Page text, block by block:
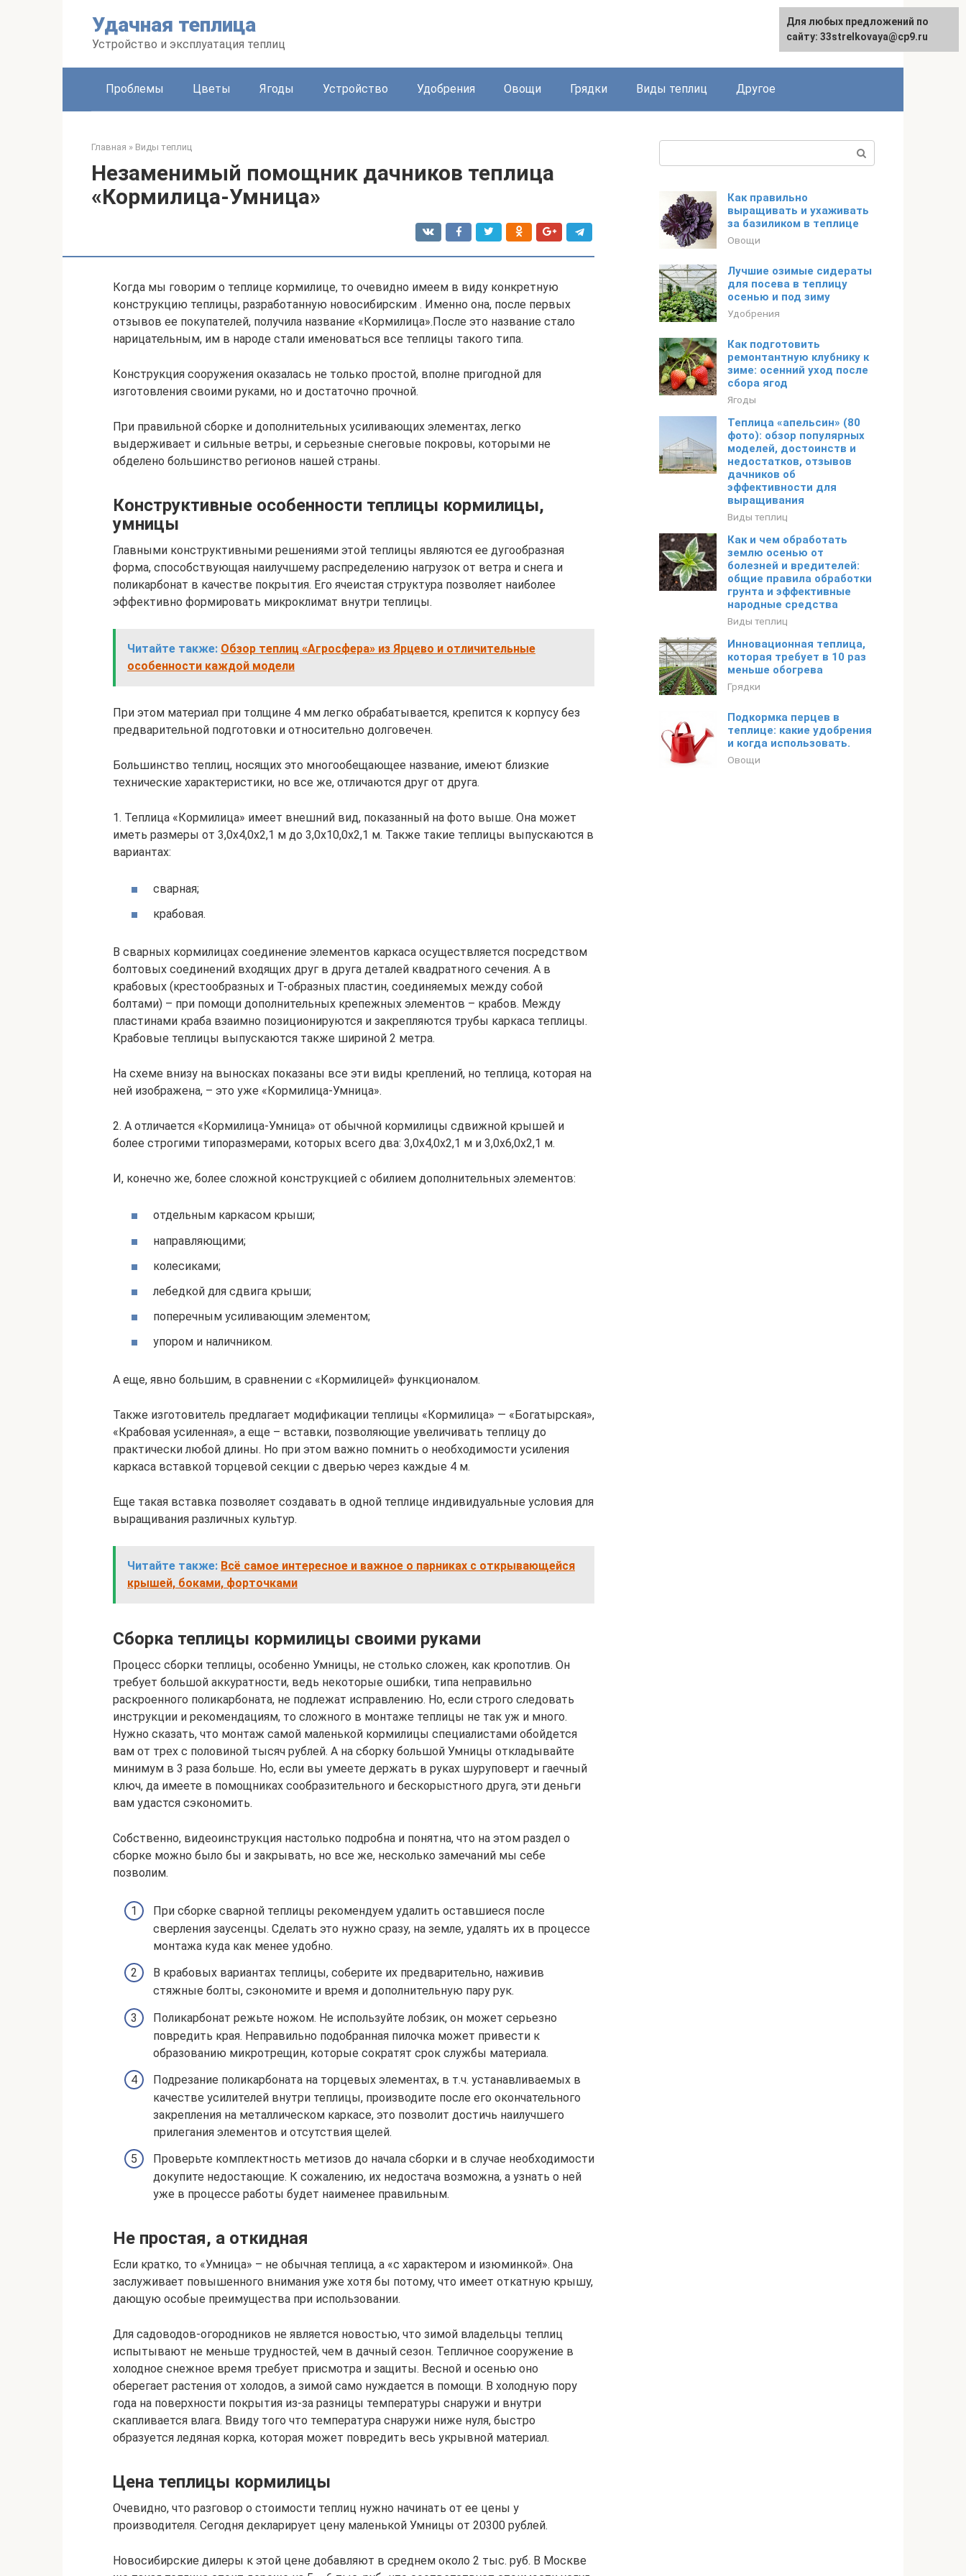
Удачная теплица
Устройство и эксплуатация теплиц
Проблемы Цветы Ягоды Устройство Удобрения Овощи Грядки Виды теплиц Другое
Главная » Виды теплиц
Незаменимый помощник дачников теплица
«Кормилица-Умница»
Когда мы говорим о теплице кормилице, то очевидно имеем в виду конкретную
конструкцию теплицы, разработанную новосибирским . Именно она, после первых
отзывов ее покупателей, получила название «Кормилица».После это название стало
нарицательным, им в народе стали именоваться все теплицы такого типа.
Конструкция сооружения оказалась не только простой, вполне пригодной для
изготовления своими руками, но и достаточно прочной.
При правильной сборке и дополнительных усиливающих элементах, легко
выдерживает и сильные ветры, и серьезные снеговые покровы, которыми не
обделено большинство регионов нашей страны.
Конструктивные особенности теплицы кормилицы,
умницы
Главными конструктивными решениями этой теплицы являются ее дугообразная
форма, способствующая наилучшему распределению нагрузок от ветра и снега и
поликарбонат в качестве покрытия. Его ячеистая структура позволяет наиболее
эффективно формировать микроклимат внутри теплицы.
Читайте также: Обзор теплиц «Агросфера» из Ярцево и отличительные
особенности каждой модели
При этом материал при толщине 4 мм легко обрабатывается, крепится к корпусу без
предварительной подготовки и относительно долговечен.
Большинство теплиц, носящих это многообещающее название, имеют близкие
технические характеристики, но все же, отличаются друг от друга.
1. Теплица «Кормилица» имеет внешний вид, показанный на фото выше. Она может
иметь размеры от 3,0х4,0х2,1 м до 3,0х10,0х2,1 м. Также такие теплицы выпускаются в
вариантах:
сварная;
крабовая.
В сварных кормилицах соединение элементов каркаса осуществляется посредством
болтовых соединений входящих друг в друга деталей квадратного сечения. А в
крабовых (крестообразных и Т-образных пластин, соединяемых между собой
болтами) – при помощи дополнительных крепежных элементов – крабов. Между
пластинами краба взаимно позиционируются и закрепляются трубы каркаса теплицы.
Крабовые теплицы выпускаются также шириной 2 метра.
На схеме внизу на выносках показаны все эти виды креплений, но теплица, которая на
ней изображена, – это уже «Кормилица-Умница».
2. А отличается «Кормилица-Умница» от обычной кормилицы сдвижной крышей и
более строгими типоразмерами, которых всего два: 3,0х4,0х2,1 м и 3,0х6,0х2,1 м.
И, конечно же, более сложной конструкцией с обилием дополнительных элементов:
отдельным каркасом крыши;
направляющими;
колесиками;
лебедкой для сдвига крыши;
поперечным усиливающим элементом;
упором и наличником.
А еще, явно большим, в сравнении с «Кормилицей» функционалом.
Также изготовитель предлагает модификации теплицы «Кормилица» — «Богатырская»,
«Крабовая усиленная», а еще – вставки, позволяющие увеличивать теплицу до
практически любой длины. Но при этом важно помнить о необходимости усиления
каркаса вставкой торцевой секции с дверью через каждые 4 м.
Еще такая вставка позволяет создавать в одной теплице индивидуальные условия для
выращивания различных культур.
Читайте также: Всё самое интересное и важное о парниках с открывающейся
крышей, боками, форточками
Сборка теплицы кормилицы своими руками
Процесс сборки теплицы, особенно Умницы, не столько сложен, как кропотлив. Он
требует большой аккуратности, ведь некоторые ошибки, типа неправильно
раскроенного поликарбоната, не подлежат исправлению. Но, если строго следовать
инструкции и рекомендациям, то сложного в монтаже теплицы не так уж и много.
Нужно сказать, что монтаж самой маленькой кормилицы специалистами обойдется
вам от трех с половиной тысяч рублей. А на сборку большой Умницы откладывайте
минимум в 3 раза больше. Но, если вы умеете держать в руках шуруповерт и гаечный
ключ, да имеете в помощниках сообразительного и бескорыстного друга, эти деньги
вам удастся сэкономить.
Собственно, видеоинструкция настолько подробна и понятна, что на этом раздел о
сборке можно было бы и закрывать, но все же, несколько замечаний мы себе
позволим.
При сборке сварной теплицы рекомендуем удалить оставшиеся после
сверления заусенцы. Сделать это нужно сразу, на земле, удалять их в процессе
монтажа куда как менее удобно.
В крабовых вариантах теплицы, соберите их предварительно, наживив
стяжные болты, сэкономите и время и дополнительную пару рук.
Поликарбонат режьте ножом. Не используйте лобзик, он может серьезно
повредить края. Неправильно подобранная пилочка может привести к
образованию микротрещин, которые сократят срок службы материала.
Подрезание поликарбоната на торцевых элементах, в т.ч. устанавливаемых в
качестве усилителей внутри теплицы, производите после его окончательного
закрепления на металлическом каркасе, это позволит достичь наилучшего
прилегания элементов и отсутствия щелей.
Проверьте комплектность метизов до начала сборки и в случае необходимости
докупите недостающие. К сожалению, их недостача возможна, а узнать о ней
уже в процессе работы будет наименее правильным.
Не простая, а откидная
Если кратко, то «Умница» – не обычная теплица, а «с характером и изюминкой». Она
заслуживает повышенного внимания уже хотя бы потому, что имеет откатную крышу,
дающую особые преимущества при использовании.
Для садоводов-огородников не является новостью, что зимой владельцы теплиц
испытывают не меньше трудностей, чем в дачный сезон. Тепличное сооружение в
холодное снежное время требует присмотра и защиты. Весной и осенью оно
оберегает растения от холодов, а зимой само нуждается в помощи. В холодную пору
года на поверхности покрытия из-за разницы температуры снаружи и внутри
скапливается влага. Ввиду того что температура снаружи ниже нуля, быстро
образуется ледяная корка, которая может повредить весь укрывной материал.
Цена теплицы кормилицы
Очевидно, что разговор о стоимости теплиц нужно начинать от ее цены у
производителя. Сегодня декларирует цену маленькой Умницы от 20300 рублей.
Новосибирские дилеры к этой цене добавляют в среднем около 2 тыс. руб. В Москве
Как правильно
выращивать и ухаживать
за базиликом в теплице
Овощи
Лучшие озимые сидераты
для посева в теплицу
осенью и под зиму
Удобрения
Как подготовить
ремонтантную клубнику к
зиме: осенний уход после
сбора ягод
Ягоды
Теплица «апельсин» (80
фото): обзор популярных
моделей, достоинств и
недостатков, отзывов
дачников об
эффективности для
выращивания
Виды теплиц
Как и чем обработать
землю осенью от
болезней и вредителей:
общие правила обработки
грунта и эффективные
народные средства
Виды теплиц
Инновационная теплица,
которая требует в 10 раз
меньше обогрева
Грядки
Подкормка перцев в
теплице: какие удобрения
и когда использовать.
Овощи
Для любых предложений по
сайту: 33strelkovaya@cp9.ru